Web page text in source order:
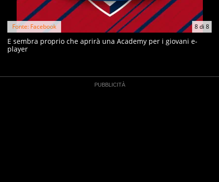
8di 8
Fonte: Facebook
E sembra proprio che aprirà una Academy per i giovani e-
player